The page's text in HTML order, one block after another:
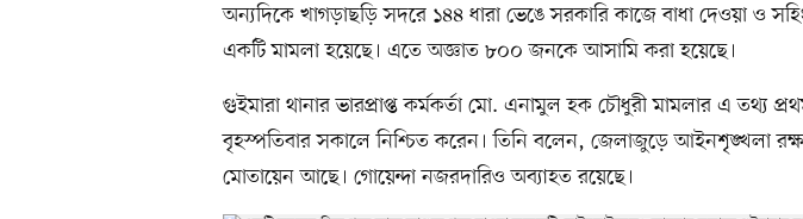
অন্যদিকে খাগড়াছড়ি সদরে ১৪৪ ধারা ভেঙে সরকারি কাজে বাধা দেওয়া ও
একটি মামলা হয়েছে। এতে অজ্ঞাত ৮০০ জনকে আসামি করা হয়েছে।
গুইমারা থানার ভারপ্রাপ্ত কর্মকর্তা মো. এনামুল হক চৌধুরী মামলার এ
বৃহস্পতিবার সকালে নিশ্চিত করেন। তিনি বলেন, জেলাজুড়ে আইনশৃঙ্খলা
মোতায়েন আছে। গোয়েন্দা নজরদারিও অব্যাহত রয়েছে।